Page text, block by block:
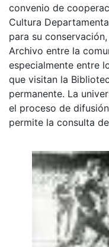
convenio de
Cultura
para su
Archivo entre la
especialmente entre
que visitan la
permanente. La
el proceso de
permite la consulta